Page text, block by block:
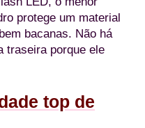
protege um material
bacanas. Não há
traseira porque ele
top de